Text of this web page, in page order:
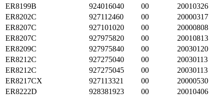
ER8199B
924016040 00
20010326
ER8202C
927112460 00
20000317
ER8207C
927101020 00
20000808
ER8207C
927975820 00
20010813
ER8209C
927975840 00
20030120
ER8212C
927275040 00
20030113
ER8212C
927275045 00
20030113
ER8217CX
927113321 00
20000530
ER8222D
928381923 00
20010406